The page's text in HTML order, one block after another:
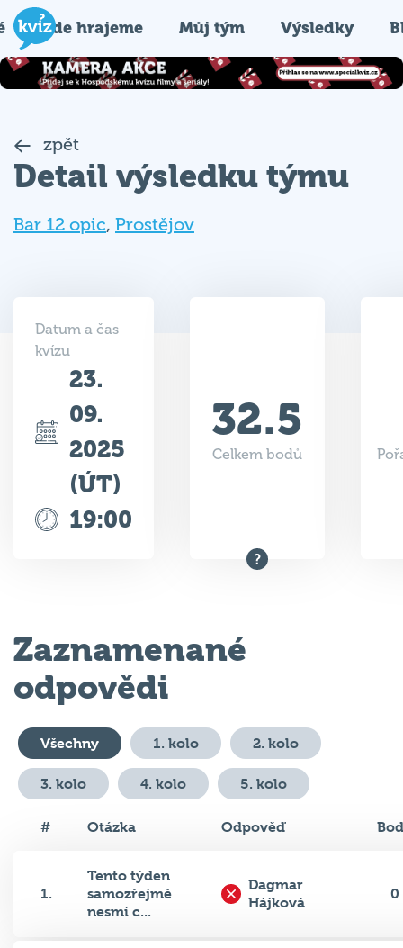
Kde hrajeme Můj tým Výsledky
zpět
Detail výsledku týmu
Bar 12 opic, Prostějov
Datum a čas
kvízu
23.
09.
2025
(ÚT)
19:00
32.5
Celkem bodů
Zaznamenané
odpovědi
Všechny 1. kolo 2. kolo
3. kolo 4. kolo 5. kolo
# Otázka Odpověď
1.
Tento týden
samozřejmě
nesmí c...
Dagmar
Hájková
0